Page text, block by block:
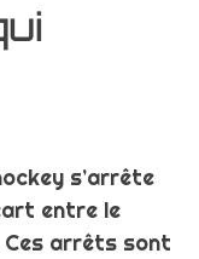
s’arrête
entre le
Ces arrêts sont